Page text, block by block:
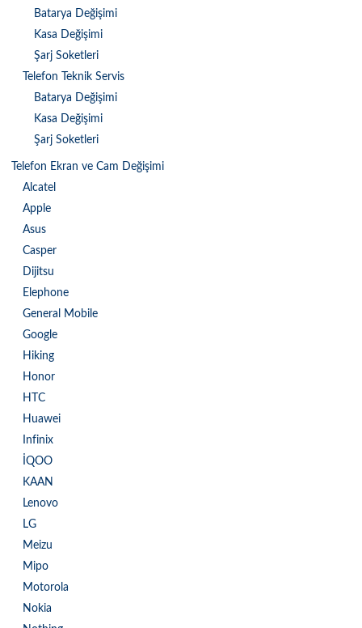
Batarya Değişimi
Kasa Değişimi
Şarj Soketleri
Telefon Teknik Servis
Batarya Değişimi
Kasa Değişimi
Şarj Soketleri
Telefon Ekran ve Cam Değişimi
Alcatel
Apple
Asus
Casper
Dijitsu
Elephone
General Mobile
Google
Hiking
Honor
HTC
Huawei
Infinix
İQOO
KAAN
Lenovo
LG
Meizu
Mipo
Motorola
Nokia